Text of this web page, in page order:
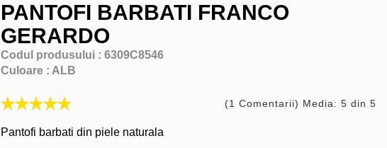
PANTOFI BARBATI FRANCO
GERARDO
Codul produsului : 6309C8546
Culoare : ALB
(1 Comentarii) Media: 5 din 5
Pantofi barbati din piele naturala